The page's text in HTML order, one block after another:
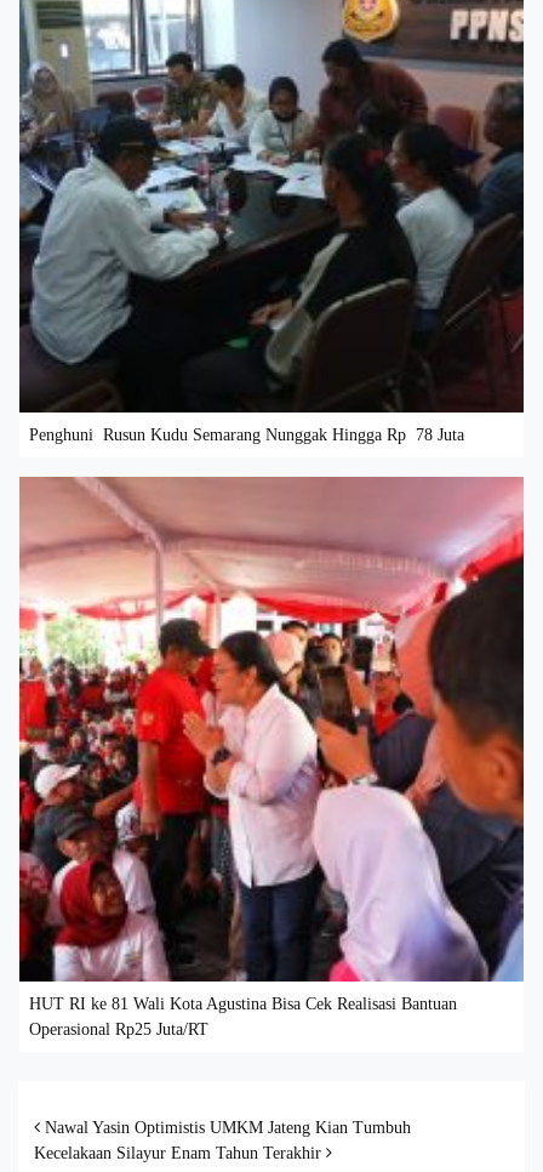
Penghuni Rusun Kudu Semarang Nunggak Hingga Rp 78 Juta
HUT RI ke 81 Wali Kota Agustina Bisa Cek Realisasi Bantuan
Operasional Rp25 Juta/RT
Post navigation
Nawal Yasin Optimistis UMKM Jateng Kian Tumbuh
Kecelakaan Silayur Enam Tahun Terakhir